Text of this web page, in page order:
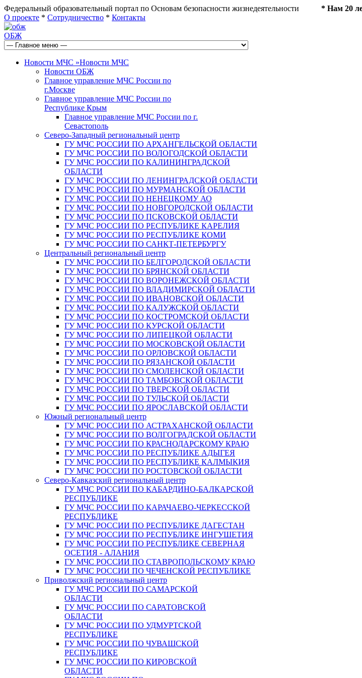
Федеральный образовательный портал по Основам безопасности жизнедеятельности * Нам 20
О проекте * Сотрудничество * Контакты
ОБЖ
Новости МЧС »Новости МЧС
Новости ОБЖ
Главное управление МЧС России по
г.Москве
Главное управление МЧС России по
Республике Крым
Главное управление МЧС России по г.
Севастополь
Северо-Западный региональный центр
ГУ МЧС РОССИИ ПО АРХАНГЕЛЬСКОЙ ОБЛАСТИ
ГУ МЧС РОССИИ ПО ВОЛОГОДСКОЙ ОБЛАСТИ
ГУ МЧС РОССИИ ПО КАЛИНИНГРАДСКОЙ
ОБЛАСТИ
ГУ МЧС РОССИИ ПО ЛЕНИНГРАДСКОЙ ОБЛАСТИ
ГУ МЧС РОССИИ ПО МУРМАНСКОЙ ОБЛАСТИ
ГУ МЧС РОССИИ ПО НЕНЕЦКОМУ АО
ГУ МЧС РОССИИ ПО НОВГОРОДСКОЙ ОБЛАСТИ
ГУ МЧС РОССИИ ПО ПСКОВСКОЙ ОБЛАСТИ
ГУ МЧС РОССИИ ПО РЕСПУБЛИКЕ КАРЕЛИЯ
ГУ МЧС РОССИИ ПО РЕСПУБЛИКЕ КОМИ
ГУ МЧС РОССИИ ПО САНКТ-ПЕТЕРБУРГУ
Центральный региональный центр
ГУ МЧС РОССИИ ПО БЕЛГОРОДСКОЙ ОБЛАСТИ
ГУ МЧС РОССИИ ПО БРЯНСКОЙ ОБЛАСТИ
ГУ МЧС РОССИИ ПО ВОРОНЕЖСКОЙ ОБЛАСТИ
ГУ МЧС РОССИИ ПО ВЛАДИМИРСКОЙ ОБЛАСТИ
ГУ МЧС РОССИИ ПО ИВАНОВСКОЙ ОБЛАСТИ
ГУ МЧС РОССИИ ПО КАЛУЖСКОЙ ОБЛАСТИ
ГУ МЧС РОССИИ ПО КОСТРОМСКОЙ ОБЛАСТИ
ГУ МЧС РОССИИ ПО КУРСКОЙ ОБЛАСТИ
ГУ МЧС РОССИИ ПО ЛИПЕЦКОЙ ОБЛАСТИ
ГУ МЧС РОССИИ ПО МОСКОВСКОЙ ОБЛАСТИ
ГУ МЧС РОССИИ ПО ОРЛОВСКОЙ ОБЛАСТИ
ГУ МЧС РОССИИ ПО РЯЗАНСКОЙ ОБЛАСТИ
ГУ МЧС РОССИИ ПО СМОЛЕНСКОЙ ОБЛАСТИ
ГУ МЧС РОССИИ ПО ТАМБОВСКОЙ ОБЛАСТИ
ГУ МЧС РОССИИ ПО ТВЕРСКОЙ ОБЛАСТИ
ГУ МЧС РОССИИ ПО ТУЛЬСКОЙ ОБЛАСТИ
ГУ МЧС РОССИИ ПО ЯРОСЛАВСКОЙ ОБЛАСТИ
Южный региональный центр
ГУ МЧС РОССИИ ПО АСТРАХАНСКОЙ ОБЛАСТИ
ГУ МЧС РОССИИ ПО ВОЛГОГРАДСКОЙ ОБЛАСТИ
ГУ МЧС РОССИИ ПО КРАСНОДАРСКОМУ КРАЮ
ГУ МЧС РОССИИ ПО РЕСПУБЛИКЕ АДЫГЕЯ
ГУ МЧС РОССИИ ПО РЕСПУБЛИКЕ КАЛМЫКИЯ
ГУ МЧС РОССИИ ПО РОСТОВСКОЙ ОБЛАСТИ
Северо-Кавказский региональный центр
ГУ МЧС РОССИИ ПО КАБАРДИНО-БАЛКАРСКОЙ
РЕСПУБЛИКЕ
ГУ МЧС РОССИИ ПО КАРАЧАЕВО-ЧЕРКЕССКОЙ
РЕСПУБЛИКЕ
ГУ МЧС РОССИИ ПО РЕСПУБЛИКЕ ДАГЕСТАН
ГУ МЧС РОССИИ ПО РЕСПУБЛИКЕ ИНГУШЕТИЯ
ГУ МЧС РОССИИ ПО РЕСПУБЛИКЕ СЕВЕРНАЯ
ОСЕТИЯ - АЛАНИЯ
ГУ МЧС РОССИИ ПО СТАВРОПОЛЬСКОМУ КРАЮ
ГУ МЧС РОССИИ ПО ЧЕЧЕНСКОЙ РЕСПУБЛИКЕ
Приволжский региональный центр
ГУ МЧС РОССИИ ПО САМАРСКОЙ
ОБЛАСТИ
ГУ МЧС РОССИИ ПО САРАТОВСКОЙ
ОБЛАСТИ
ГУ МЧС РОССИИ ПО УДМУРТСКОЙ
РЕСПУБЛИКЕ
ГУ МЧС РОССИИ ПО ЧУВАШСКОЙ
РЕСПУБЛИКЕ
ГУ МЧС РОССИИ ПО КИРОВСКОЙ
ОБЛАСТИ